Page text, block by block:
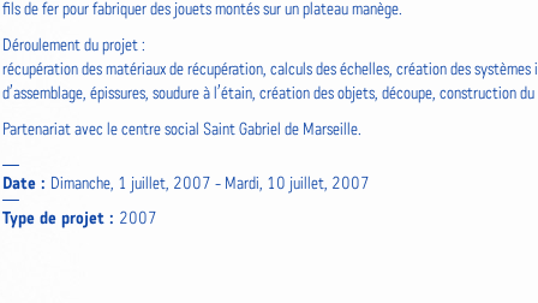
fils de fer pour fabriquer des jouets montés sur un plateau manège.
Déroulement du projet :
récupération des matériaux de récupération, calculs des échelles, création des systèmes
d’assemblage, épissures, soudure à l’étain, création des objets, découpe, construction
Partenariat avec le centre social Saint Gabriel de Marseille.
Date : Dimanche, 1 juillet, 2007 - Mardi, 10 juillet, 2007
Type de projet : 2007